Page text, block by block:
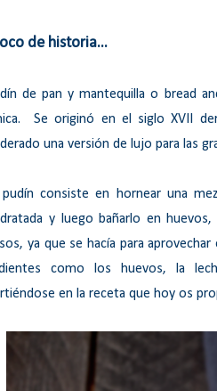
de historia...
de pan y mantequilla o bread
Se originó en el siglo XVII
una versión de lujo para las
pudín consiste en hornear una
y luego bañarlo en
ya que se hacía para
como los huevos, la
en la receta que hoy os